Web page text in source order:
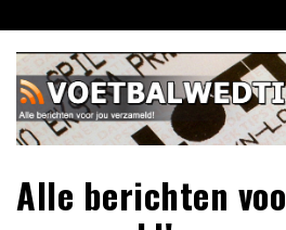
naar
inhoud
Alle berichten